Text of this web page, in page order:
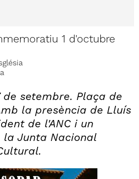
1 d'octubre
de setembre. Plaça de
la presència de Lluís
de l'ANC i un
la Junta Nacional